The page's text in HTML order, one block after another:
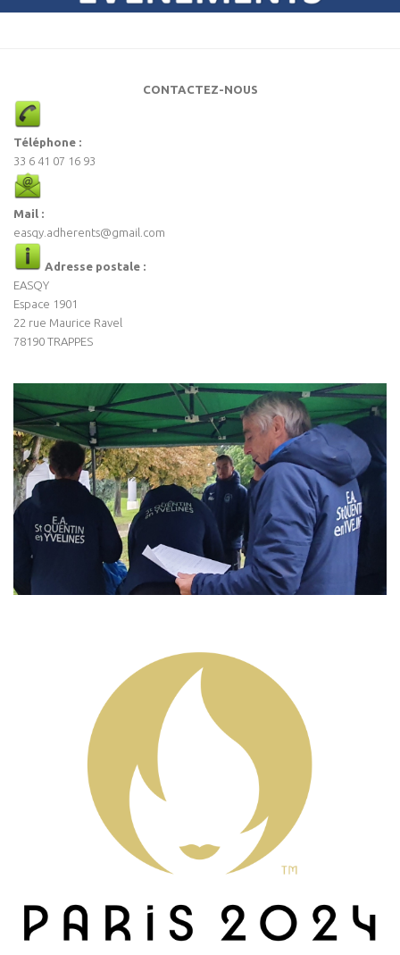
CONTACTEZ-NOUS
Téléphone :
33 6 41 07 16 93
Mail :
easqy.adherents@gmail.com
Adresse postale :
EASQY
Espace 1901
22 rue Maurice Ravel
78190 TRAPPES